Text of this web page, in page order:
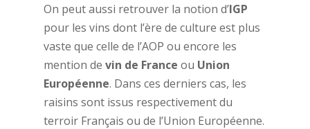
On peut aussi retrouver la notion d’IGP
pour les vins dont l’ère de culture est plus
vaste que celle de l’AOP ou encore les
mention de vin de France ou Union
Européenne. Dans ces derniers cas, les
raisins sont issus respectivement du
terroir Français ou de l’Union Européenne.